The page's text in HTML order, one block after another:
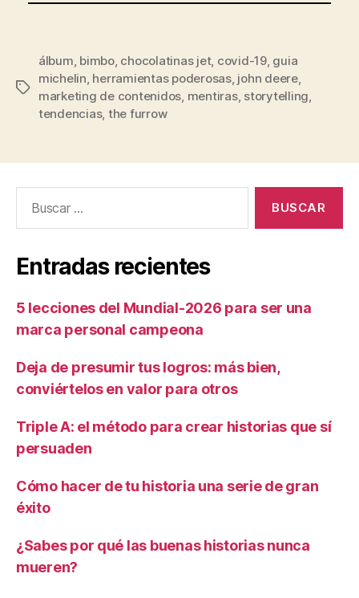
álbum, bimbo, chocolatinas jet, covid-19, guia
michelin, herramientas poderosas, john deere,
marketing de contenidos, mentiras, storytelling,
tendencias, the furrow
Entradas recientes
5 lecciones del Mundial-2026 para ser una
marca personal campeona
Deja de presumir tus logros: más bien,
conviértelos en valor para otros
Triple A: el método para crear historias que sí
persuaden
Cómo hacer de tu historia una serie de gran
éxito
¿Sabes por qué las buenas historias nunca
mueren?